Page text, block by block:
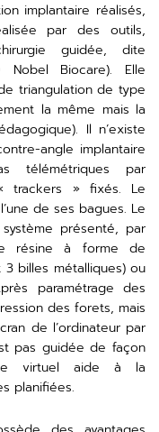
implantaire réalisés,
par des outils,
guidée, dite
Nobel Biocare). Elle
triangulation de type
la même mais la
Il n’existe
angle implantaire
télémétriques par
trackers » fixés. Le
de ses bagues. Le
présenté, par
résine à forme de
billes métalliques) ou
paramétrage des
des forets, mais
de l’ordinateur par
pas guidée de façon
virtuel aide à la
planifiées.